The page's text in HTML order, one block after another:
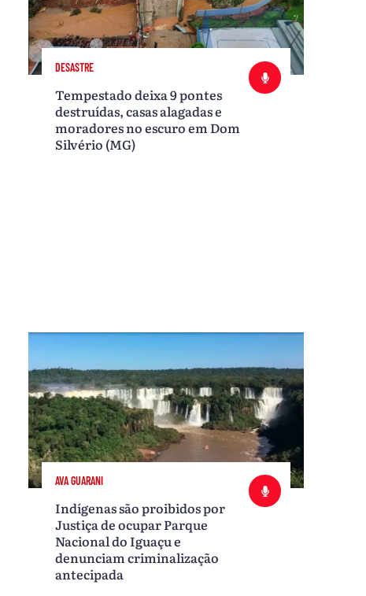
DESASTRE
Tempestado deixa 9 pontes
destruídas, casas alagadas e
moradores no escuro em Dom
Silvério (MG)
AVA GUARANI
Indígenas são proibidos por
Justiça de ocupar Parque
Nacional do Iguaçu e
denunciam criminalização
antecipada